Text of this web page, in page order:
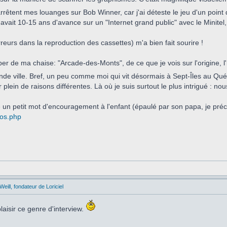
mes louanges sur Bob Winner, car j'ai déteste le jeu d'un
10-15 ans d'avance sur un "Internet grand public" avec le
dans la reproduction des cassettes) m'a bien fait sourire !
de ma chaise: "Arcade-des-Monts", de ce que je vois sur
ville. Bref, un peu comme moi qui vit désormais à Sept-Îles au
de raisons différentes. Là où je suis surtout le plus intrigué :
petit mot d'encouragement à l'enfant (épaulé par son papa, je
fondateur de Loriciel
ce genre d'interview.